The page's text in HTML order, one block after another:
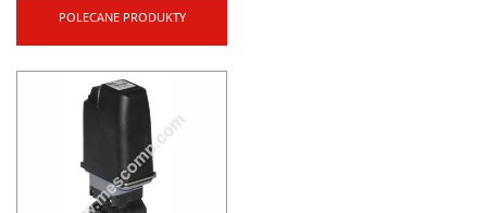
POLECANE PRODUKTY